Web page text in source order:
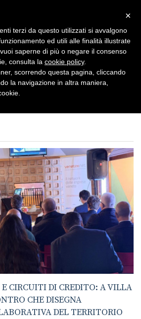
Toggle
CIRCUITI DI CREDITO: A VILLA
CHE DISEGNA
DEL TERRITORIO
×
terzi da questo utilizzati si avvalgono
ed utili alle finalità illustrate
saperne di più o negare il consenso
consulta la cookie policy.
scorrendo questa pagina, cliccando
la navigazione in altra maniera,